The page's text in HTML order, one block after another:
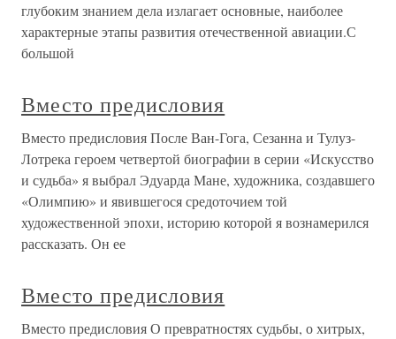
глубоким знанием дела излагает основные, наиболее
характерные этапы развития отечественной авиации.С
большой
Вместо предисловия
Вместо предисловия После Ван-Гога, Сезанна и Тулуз-
Лотрека героем четвертой биографии в серии «Искусство
и судьба» я выбрал Эдуарда Мане, художника, создавшего
«Олимпию» и явившегося средоточием той
художественной эпохи, историю которой я вознамерился
рассказать. Он ее
Вместо предисловия
Вместо предисловия О превратностях судьбы, о хитрых,